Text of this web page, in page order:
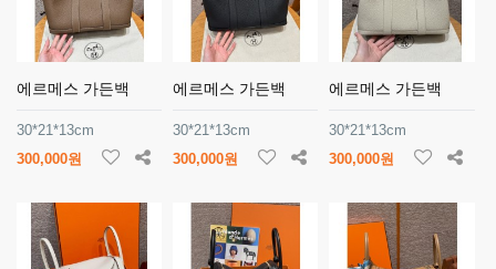
에르메스 가든백
30*21*13cm
300,000원
에르메스 가든백
30*21*13cm
300,000원
에르메스 가든백
30*21*13cm
300,000원